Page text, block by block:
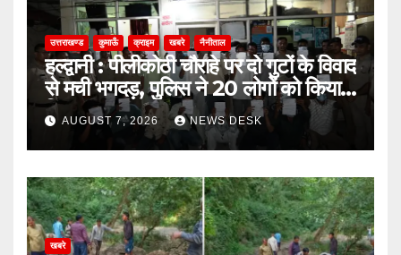
उत्तराखण्ड कुमाऊँ क्राइम खबरे नैनीताल
हल्द्वानी : पीलीकोठी चौराहे पर दो गुटों के विवाद
से मची भगदड़, पुलिस ने 20 लोगों को किया
गिरफ्तार
AUGUST 7, 2026 NEWS DESK
खबरे